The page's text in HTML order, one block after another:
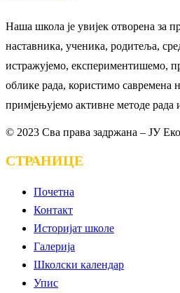
Наша школа је увијек отворена за
наставника, ученика, родитеља,
истражујемо, експериментишемо,
облике рада, користимо савремена
примјењујемо активне методе
© 2023 Сва права задржана – ЈУ
СТРАНИЦЕ
Почетна
Контакт
Историјат школе
Галерија
Школски календар
Упис